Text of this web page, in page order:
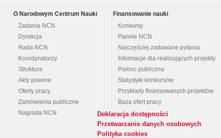
O Narodowym Centrum Nauki
Zadania NCN
Dyrekcja
Rada NCN
Koordynatorzy
Struktura
Akty prawne
Oferty pracy
Zamówienia publiczne
Nagroda NCN
Finansowanie nauki
Konkursy
Panele NCN
Najczęściej zadawane pytania
Informacje dla realizujących projekty
Pomoc publiczna
Statystyki konkursów
Przykłady finansowanych projektów
Baza ofert pracy
Deklaracja dostępności
Przetwarzanie danych osobowych
Polityka cookies